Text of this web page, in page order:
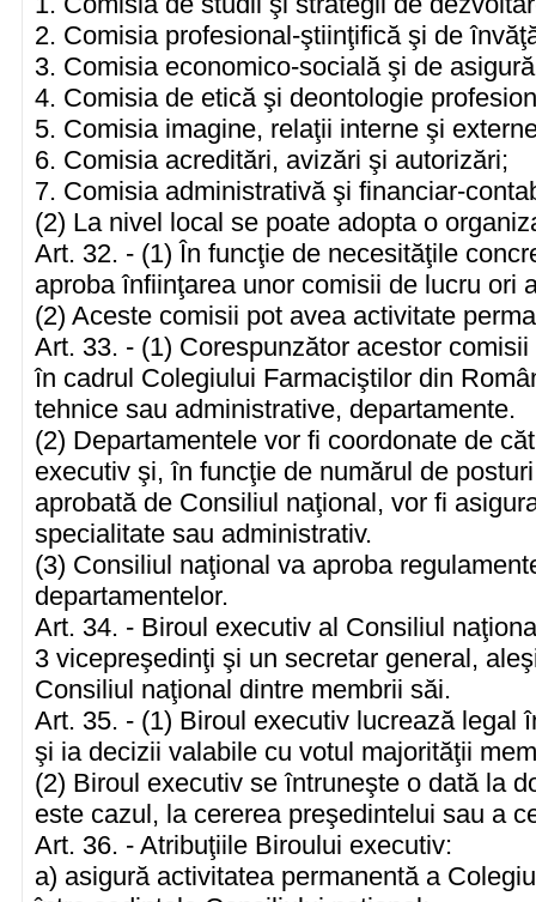
2. Comisia profesional-ştiinţifică şi de
3. Comisia economico-socială şi de
4. Comisia de etică şi deontologie
5. Comisia imagine, relaţii interne şi
6. Comisia acreditări, avizări şi autorizări;
7. Comisia administrativă şi financiar-
(2) La nivel local se poate adopta o
Art. 32. - (1) În funcţie de necesităţile
aproba înfiinţarea unor comisii de lucru ori
(2) Aceste comisii pot avea activitate
Art. 33. - (1) Corespunzător acestor
în cadrul Colegiului Farmaciştilor din
tehnice sau administrative, departamente.
(2) Departamentele vor fi coordonate de
executiv şi, în funcţie de numărul de
aprobată de Consiliul naţional, vor fi
specialitate sau administrativ.
(3) Consiliul naţional va aproba
departamentelor.
Art. 34. - Biroul executiv al Consiliul
3 vicepreşedinţi şi un secretar general,
Consiliul naţional dintre membrii săi.
Art. 35. - (1) Biroul executiv lucrează legal
şi ia decizii valabile cu votul majorităţii
(2) Biroul executiv se întruneşte o dată la
este cazul, la cererea preşedintelui sau a
Art. 36. - Atribuţiile Biroului executiv:
a) asigură activitatea permanentă a